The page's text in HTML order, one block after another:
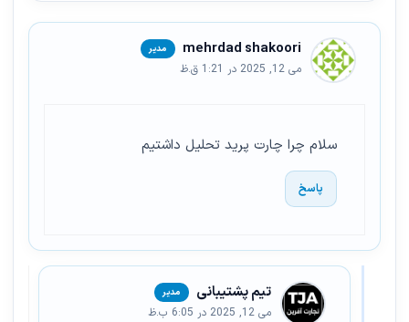
mehrdad shakoori
می 12, 2025 در 1:21 ق.ظ
سلام چرا چارت پرید تحلیل داشتیم
پاسخ
تیم پشتیبانی
می 12, 2025 در 6:05 ب.ظ